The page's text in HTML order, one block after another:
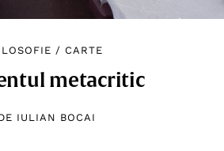
/ CARTE
metacritic
IULIAN BOCAI